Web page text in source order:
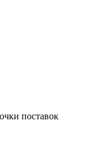
поставок